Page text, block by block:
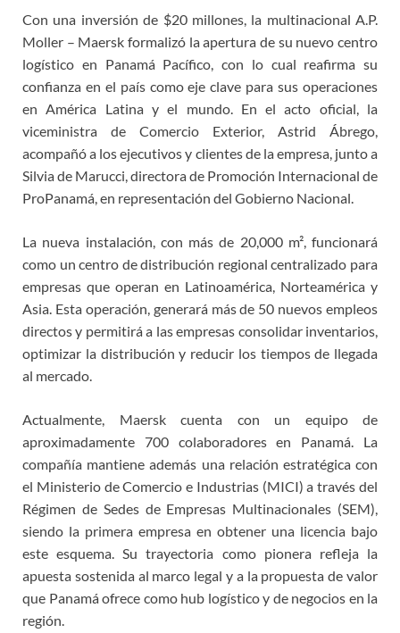
Con una inversión de $20 millones, la multinacional A.P.
Moller – Maersk formalizó la apertura de su nuevo centro
logístico en Panamá Pacífico, con lo cual reafirma su
confianza en el país como eje clave para sus operaciones
en América Latina y el mundo. En el acto oficial, la
viceministra de Comercio Exterior, Astrid Ábrego,
acompañó a los ejecutivos y clientes de la empresa, junto a
Silvia de Marucci, directora de Promoción Internacional de
ProPanamá, en representación del Gobierno Nacional.
La nueva instalación, con más de 20,000 m², funcionará
como un centro de distribución regional centralizado para
empresas que operan en Latinoamérica, Norteamérica y
Asia. Esta operación, generará más de 50 nuevos empleos
directos y permitirá a las empresas consolidar inventarios,
optimizar la distribución y reducir los tiempos de llegada
al mercado.
Actualmente, Maersk cuenta con un equipo de
aproximadamente 700 colaboradores en Panamá. La
compañía mantiene además una relación estratégica con
el Ministerio de Comercio e Industrias (MICI) a través del
Régimen de Sedes de Empresas Multinacionales (SEM),
siendo la primera empresa en obtener una licencia bajo
este esquema. Su trayectoria como pionera refleja la
apuesta sostenida al marco legal y a la propuesta de valor
que Panamá ofrece como hub logístico y de negocios en la
región.